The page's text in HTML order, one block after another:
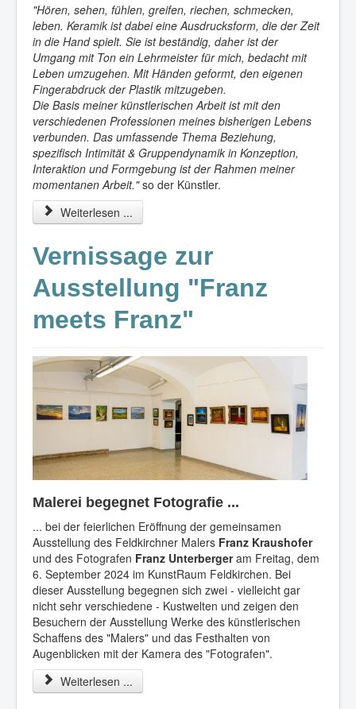
"Hören, sehen, fühlen, greifen, riechen, schmecken,
leben. Keramik ist dabei eine Ausdrucksform, die der Zeit
in die Hand spielt. Sie ist beständig, daher ist der
Umgang mit Ton ein Lehrmeister für mich, bedacht mit
Leben umzugehen. Mit Händen geformt, den eigenen
Fingerabdruck der Plastik mitzugeben.
Die Basis meiner künstlerischen Arbeit ist mit den
verschiedenen Professionen meines bisherigen Lebens
verbunden. Das umfassende Thema Beziehung,
spezifisch Intimität & Gruppendynamik in Konzeption,
Interaktion und Formgebung ist der Rahmen meiner
momentanen Arbeit."so der Künstler.
Weiterlesen ...
Vernissage zur
Ausstellung "Franz
meets Franz"
Malerei begegnet Fotografie ...
... bei der feierlichen Eröffnung der gemeinsamen
Ausstellung des Feldkirchner Malers Franz Kraushofer
und des Fotografen Franz Unterbergeram Freitag, dem
6. September 2024 im KunstRaum Feldkirchen. Bei
dieser Ausstellung begegnen sich zwei - vielleicht gar
nicht sehr verschiedene - Kustwelten und zeigen den
Besuchern der Ausstellung Werke des künstlerischen
Schaffens des "Malers" und das Festhalten von
Augenblicken mit der Kamera des "Fotografen".
Weiterlesen ...